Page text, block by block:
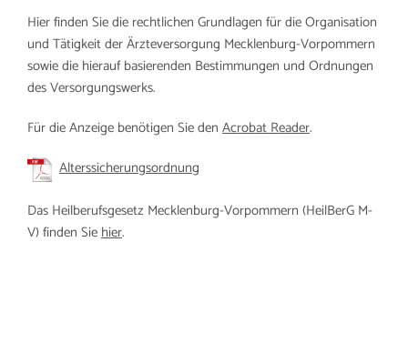
Mitglied werden
Hier finden Sie die rechtlichen Grundlagen für die Organisation
und Tätigkeit der Ärzteversorgung Mecklenburg-Vorpommern
sowie die hierauf basierenden Bestimmungen und Ordnungen
des Versorgungswerks.
Für die Anzeige benötigen Sie den Acrobat Reader.
Alterssicherungsordnung
Das Heilberufsgesetz Mecklenburg-Vorpommern (HeilBerG M-
V) finden Siehier.